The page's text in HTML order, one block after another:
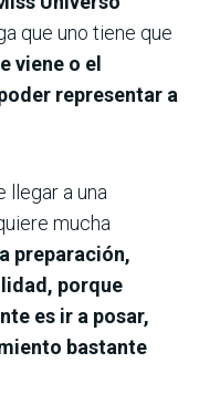
que uno tiene que
viene o el
representar a
llegar a una
mucha
preparación,
porque
es ir a posar,
bastante